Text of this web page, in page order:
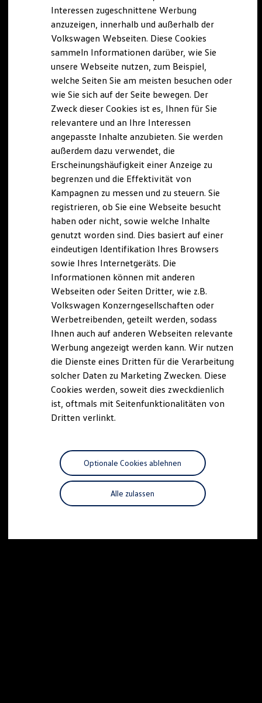
Laden Zuhause
Ladestationen finden
Ladezeitensimulator
Batterie
Sicherheit
Nachhaltigkeit
Technologie
Kosten und Kauf
Kaufoptionen
E-Auto-Förderung
Software und Konnektivität
Die ID. Software 6
ID. Software Versionen und Updates
Digitale Extras
Schnittstellen zu Ihrem ID.
Hybridautos
Marke und Erlebnis
Volkswagen R und R Experience
R-Modelle
R Experience
Driving Experience
Volkswagen entdecken
Werkbesichtigung
Lifestyle Shop
T-Roc Kollektion
Golf Kollektion
ID. Kollektion
Volkswagen Kollektion
R-Kollektion
GTI Kollektion
Fußball Drop
we drive football
#wedriveproud
Besitzer und Service
Software Updates
Service und Ersatzteile
Motorenöl und Flüssigkeiten
Räder und Reifen
Pannen- und Unfallhilfe
Economy Service
Volkswagen Teile
Zubehör
Interessen zugeschnittene Werbung
anzuzeigen, innerhalb und außerhalb der
Volkswagen Webseiten. Diese Cookies
sammeln Informationen darüber, wie Sie
unsere Webseite nutzen, zum Beispiel,
welche Seiten Sie am meisten besuchen oder
wie Sie sich auf der Seite bewegen. Der
Zweck dieser Cookies ist es, Ihnen für Sie
relevantere und an Ihre Interessen
angepasste Inhalte anzubieten. Sie werden
außerdem dazu verwendet, die
Erscheinungshäufigkeit einer Anzeige zu
begrenzen und die Effektivität von
Kampagnen zu messen und zu steuern. Sie
registrieren, ob Sie eine Webseite besucht
haben oder nicht, sowie welche Inhalte
genutzt worden sind. Dies basiert auf einer
eindeutigen Identifikation Ihres Browsers
sowie Ihres Internetgeräts. Die
Informationen können mit anderen
Webseiten oder Seiten Dritter, wie z.B.
Volkswagen Konzerngesellschaften oder
Werbetreibenden, geteilt werden, sodass
Ihnen auch auf anderen Webseiten relevante
Werbung angezeigt werden kann. Wir nutzen
die Dienste eines Dritten für die Verarbeitung
solcher Daten zu Marketing Zwecken. Diese
Cookies werden, soweit dies zweckdienlich
ist, oftmals mit Seitenfunktionalitäten von
Dritten verlinkt.
Alle zulassen
Optionale Cookies ablehnen